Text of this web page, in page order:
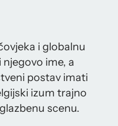
i globalnu
ime, a
postav imati
izum trajno
scenu.